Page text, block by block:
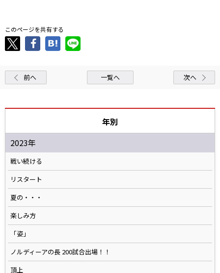
このページを共有する
前へ 一覧へ 次へ
年別
2023年
戦い続ける
リスタート
夏の・・・
楽しみ方
「姿」
ノルディーアの長 200試合出場！！
頂上